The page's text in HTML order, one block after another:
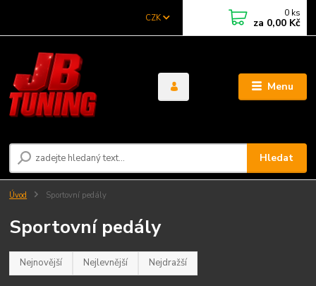
Menu
CZK
Hledat
0 ks
za 0,00 Kč
Úvod Sportovní pedály
Sportovní pedály
Nejnovější Nejlevnější Nejdražší